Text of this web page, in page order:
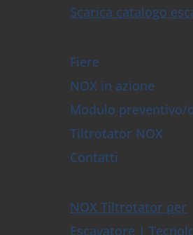
Scarica catalogo
Fiere
NOX in azione
Modulo preventivo/
Tiltrotator NOX
Contatti
NOX Tiltrotator per
Escavatore |